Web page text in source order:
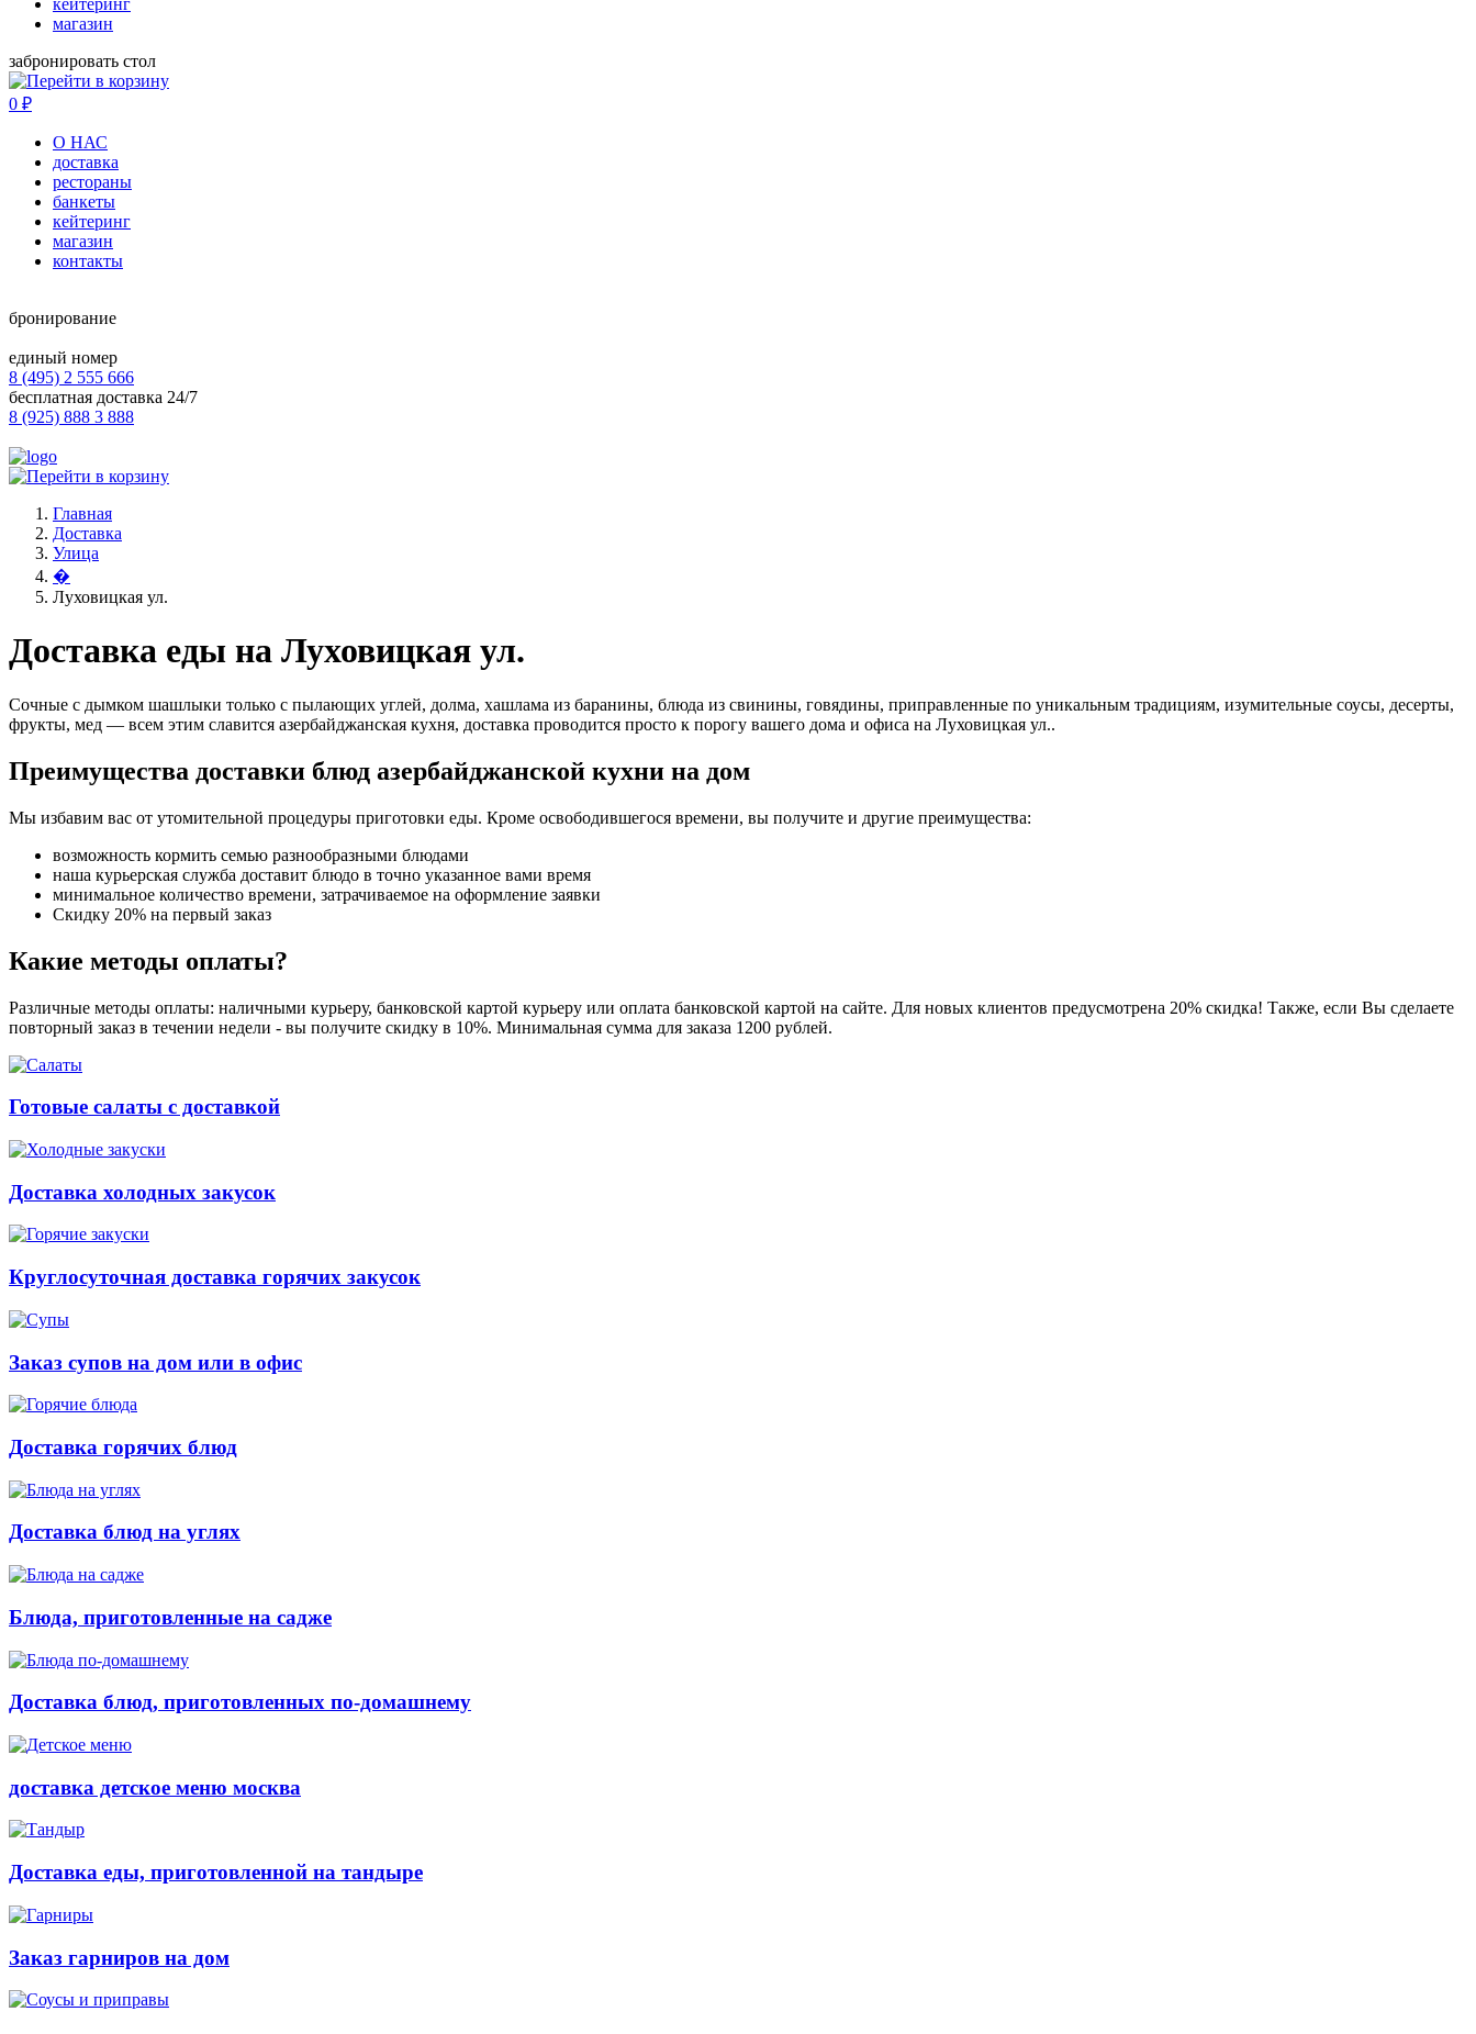
кейтеринг
магазин
забронировать стол
0 ₽
О НАС
доставка
рестораны
банкеты
кейтеринг
магазин
контакты
бронирование
единый номер
8 (495) 2 555 666
бесплатная доставка 24/7
8 (925) 888 3 888
Главная
Доставка
Улица
�
Луховицкая ул.
Доставка еды на Луховицкая ул.
Сочные с дымком шашлыки только с пылающих углей, долма, хашлама из баранины, блюда из свинины, говядины, приправленные по уникальным традициям, изумительные соусы, десерты,
фрукты, мед — всем этим славится азербайджанская кухня, доставка проводится просто к порогу вашего дома и офиса на Луховицкая ул..
Преимущества доставки блюд азербайджанской кухни на дом
Мы избавим вас от утомительной процедуры приготовки еды. Кроме освободившегося времени, вы получите и другие преимущества:
возможность кормить семью разнообразными блюдами
наша курьерская служба доставит блюдо в точно указанное вами время
минимальное количество времени, затрачиваемое на оформление заявки
Скидку 20% на первый заказ
Какие методы оплаты?
Различные методы оплаты: наличными курьеру, банковской картой курьеру или оплата банковской картой на сайте. Для новых клиентов предусмотрена 20% скидка! Также, если Вы сделаете
повторный заказ в течении недели - вы получите скидку в 10%. Минимальная сумма для заказа 1200 рублей.
Готовые салаты с доставкой
Доставка холодных закусок
Круглосуточная доставка горячих закусок
Заказ супов на дом или в офис
Доставка горячих блюд
Доставка блюд на углях
Блюда, приготовленные на садже
Доставка блюд, приготовленных по-домашнему
доставка детское меню москва
Доставка еды, приготовленной на тандыре
Заказ гарниров на дом